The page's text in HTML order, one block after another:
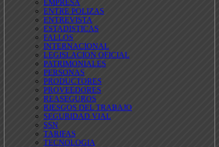
EMPRESA
ENTRE POLIZAS
ENTREVISTA
ESTADISTICAS
FALLOS
INTERNACIONAL
LEGISLACION OFICIAL
PATRIMONIALES
PERSONAS
PRODUCTORES
PROVEEDORES
REASEGUROS
RIESGOS DEL TRABAJO
SEGURIDAD VIAL
SSN
TARIFAS
TECNOLOGIA